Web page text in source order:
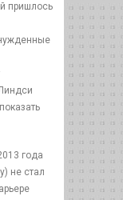
пришлось
года
не стал